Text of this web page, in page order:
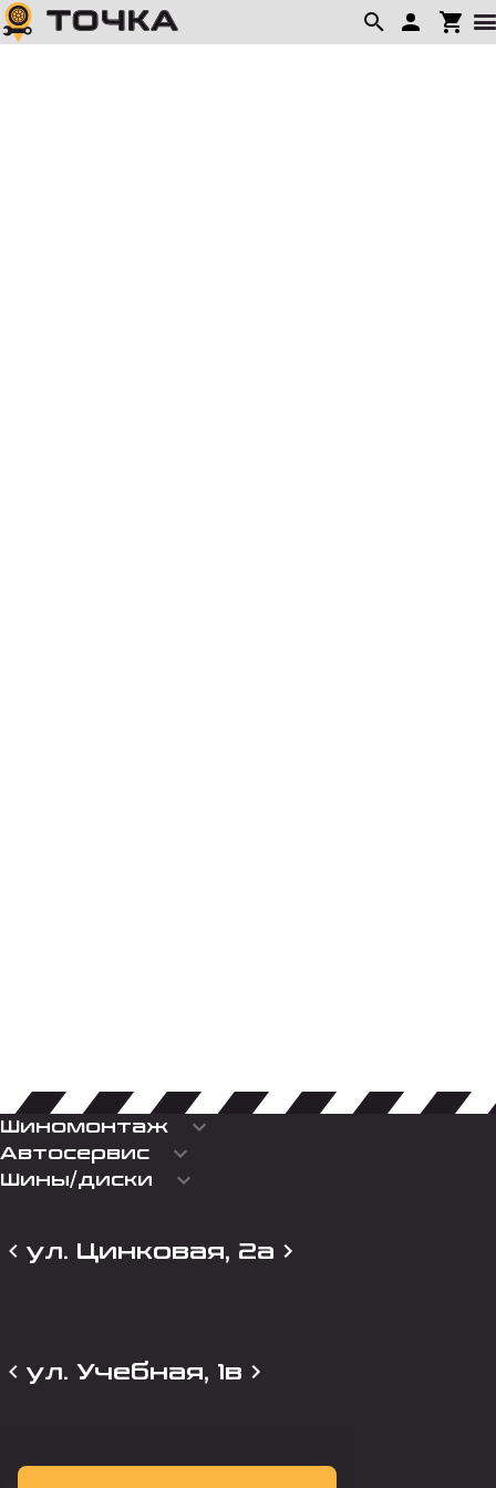
Шиномонтаж keyboard_arrow_down
Автосервис keyboard_arrow_down
Шины/диски keyboard_arrow_down
ул. Цинковая, 2а
ул. Учебная, 1в